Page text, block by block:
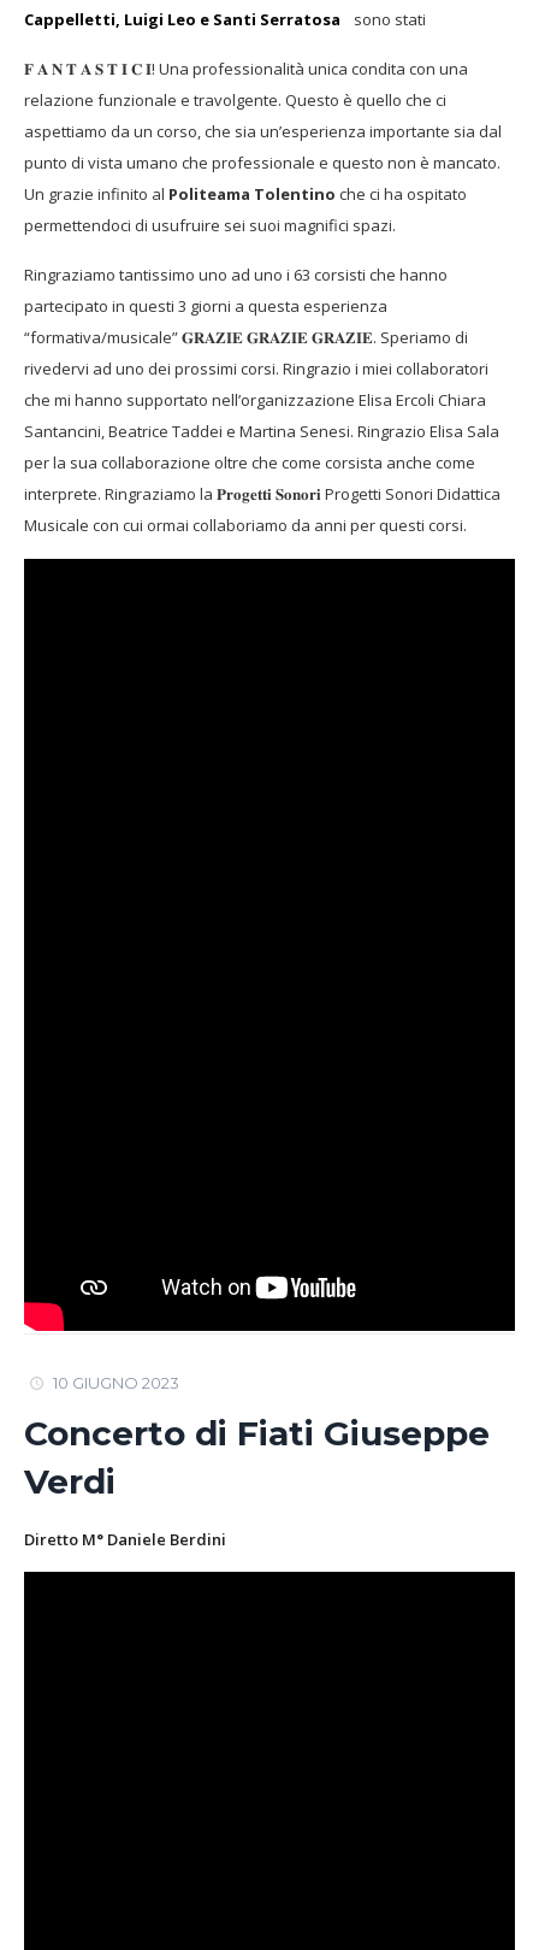
Cappelletti, Luigi Leo e Santi Serratosa
sono stati
𝐅 𝐀 𝐍 𝐓 𝐀 𝐒 𝐓 𝐈 𝐂 𝐈! Una professionalità unica condita con una
relazione funzionale e travolgente. Questo è quello che ci
aspettiamo da un corso, che sia un’esperienza importante sia dal
punto di vista umano che professionale e questo non è mancato.
Un grazie infinito al Politeama Tolentino che ci ha ospitato
permettendoci di usufruire sei suoi magnifici spazi.
Ringraziamo tantissimo uno ad uno i 63 corsisti che hanno
partecipato in questi 3 giorni a questa esperienza
“formativa/musicale” 𝐆𝐑𝐀𝐙𝐈𝐄 𝐆𝐑𝐀𝐙𝐈𝐄 𝐆𝐑𝐀𝐙𝐈𝐄. Speriamo di
rivedervi ad uno dei prossimi corsi. Ringrazio i miei collaboratori
che mi hanno supportato nell’organizzazione Elisa Ercoli Chiara
Santancini, Beatrice Taddei e Martina Senesi. Ringrazio Elisa Sala
per la sua collaborazione oltre che come corsista anche come
interprete. Ringraziamo la 𝐏𝐫𝐨𝐠𝐞𝐭𝐭𝐢 𝐒𝐨𝐧𝐨𝐫𝐢 Progetti Sonori Didattica
Musicale con cui ormai collaboriamo da anni per questi corsi.
10 GIUGNO 2023
Concerto di Fiati Giuseppe
Verdi
Diretto M° Daniele Berdini